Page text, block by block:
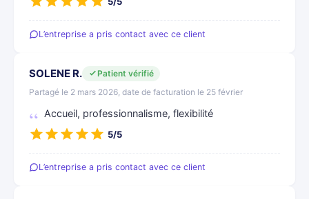
L’entreprise a pris contact avec ce client
SOLENE R.
Patient vérifié
Partagé le 2 mars 2026, date de facturation le 25 février
Accueil, professionnalisme, flexibilité
5/5
L’entreprise a pris contact avec ce client